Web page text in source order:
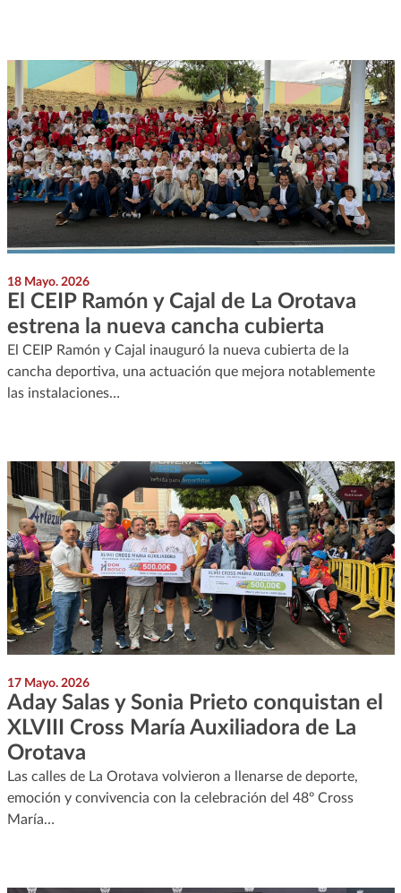
18 Mayo. 2026
El CEIP Ramón y Cajal de La Orotava
estrena la nueva cancha cubierta
El CEIP Ramón y Cajal inauguró la nueva cubierta de la
cancha deportiva, una actuación que mejora notablemente
las instalaciones…
17 Mayo. 2026
Aday Salas y Sonia Prieto conquistan el
XLVIII Cross María Auxiliadora de La
Orotava
Las calles de La Orotava volvieron a llenarse de deporte,
emoción y convivencia con la celebración del 48º Cross
María…